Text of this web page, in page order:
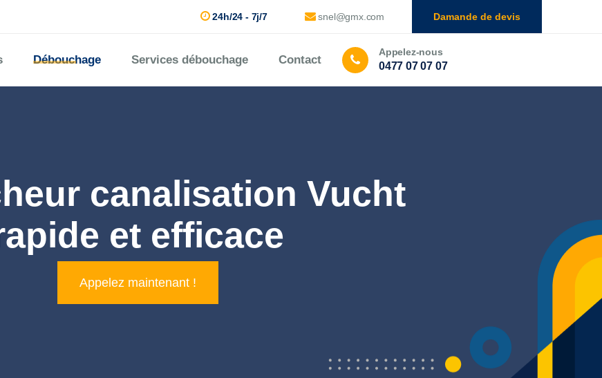
24h/24 - 7j/7 snel@gmx.com Damande de devis
Débouchage Services débouchage Contact
Appelez-nous
0477 07 07 07
canalisation Vucht
et efficace
Appelez maintenant !